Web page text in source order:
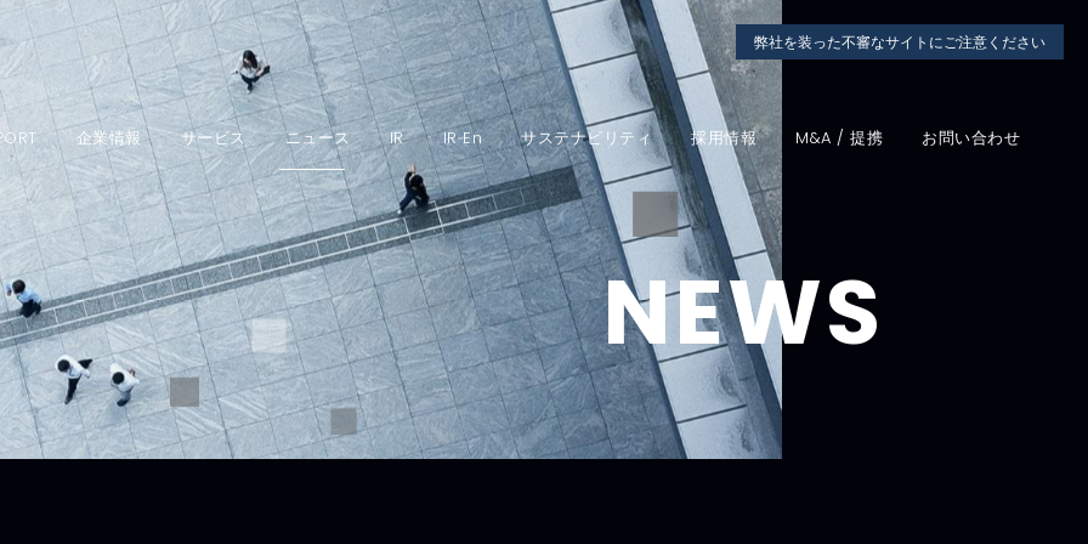
弊社を装った不審なサイトにご注意ください
企業情報 サービス ニュース IR IR‐En サステナビリティ 採用情報 M&A / 提携 お問い合わせ
NEWS